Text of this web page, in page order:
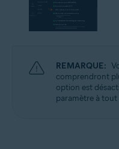
REMARQUE:
comprendront
option est
paramètre à